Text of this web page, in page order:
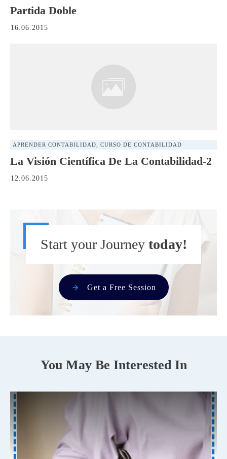
Partida Doble
16.06.2015
APRENDER CONTABILIDAD CURSO DE CONTABILIDAD
La Visión Científica De La Contabilidad-2
12.06.2015
Start your Journey today!
Get a Free Session
You May Be Interested In